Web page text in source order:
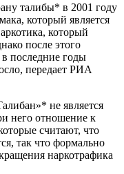
талибы* в 2001 году
который является
который
после этого
в последние годы
передает РИА
не является
него отношение к
считают, что
так что формально
наркотрафика